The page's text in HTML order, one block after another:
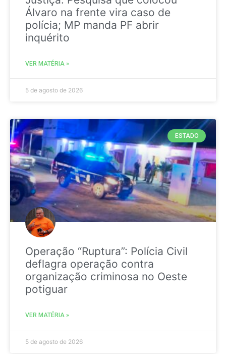
Álvaro na frente vira caso de
polícia; MP manda PF abrir
inquérito
VER MATÉRIA »
5 de agosto de 2026
ESTADO
Operação “Ruptura”: Polícia Civil
deflagra operação contra
organização criminosa no Oeste
potiguar
VER MATÉRIA »
5 de agosto de 2026